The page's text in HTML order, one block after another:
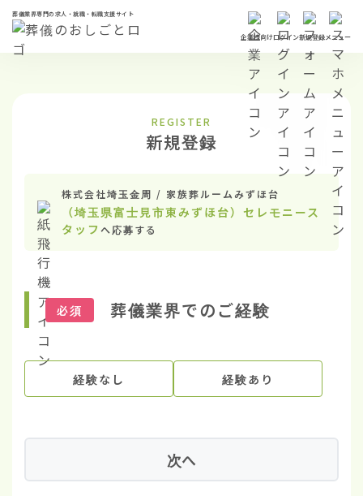
葬儀業界専門の求人・就職・転職支援サイト
企業様向けログイン新規登録メニュー
REGISTER
新規登録
株式会社埼玉金周 / 家族葬ルームみずほ台
（埼玉県富士見市東みずほ台）セレモニース
タッフ へ応募する
必須 葬儀業界でのご経験
経験なし 経験あり
次へ